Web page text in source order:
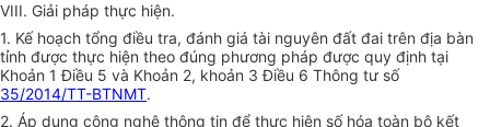
VIII. Giải pháp thực hiện.
1. Kế hoạch tổng điều tra, đánh giá tài nguyên đất đai trên địa bàn
tỉnh được thực hiện theo đúng phương pháp được quy định tại
Khoản 1 Điều 5 và Khoản 2, khoản 3 Điều 6 Thông tư số
35/2014/TT-BTNMT.
2. Áp dụng công nghệ thông tin để thực hiện số hóa toàn bộ kết